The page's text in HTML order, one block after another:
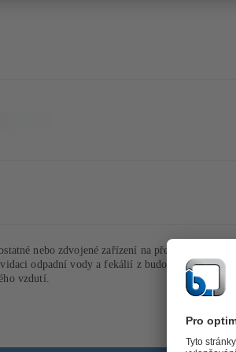
nebo zdvojené zařízení na přečerpávání
odpadní vody a fekálií z budov a částí budov
vzdutí.